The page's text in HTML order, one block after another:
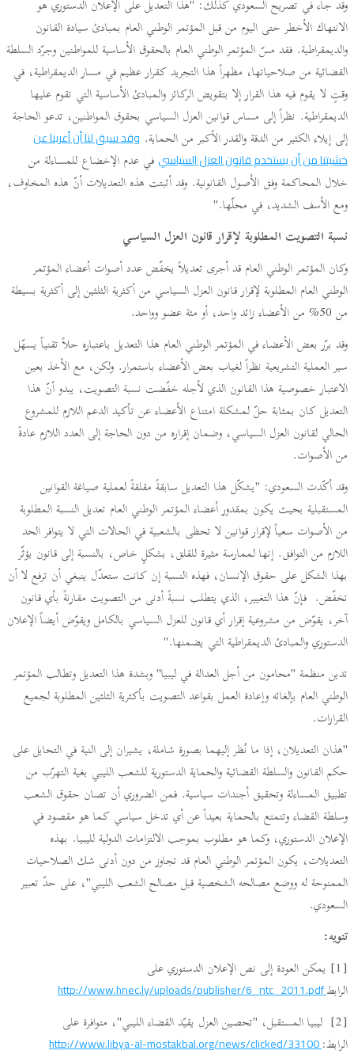
وقد جاء في تصريح السعودي كذلك: "هذا التعديل على الإعلان الدستوري هو
الانتهاك الأخطر حتى اليوم من قبل المؤتمر الوطني العام بمبادئ سيادة القانون
والديمقراطية. فقد مسّ المؤتمر الوطني العام بالحقوق الأساسية للمواطنين وجرّد السلطة
القضائية من صلاحياتها، مظهراً هذا التجريد كقرار عظيم في مسار الديمقراطية، في
وقتٍ لا يقوم فيه هذا القرار إلا بتقويض الركائز والمبادئ الأساسية التي تقوم عليها
الديمقراطية. نظراً إلى مساس قوانين العزل السياسي بحقوق المواطنين، تدعو الحاجة
إلى إيلاء الكثير من الدقة والقدر الأكبر من الحماية. وقد سبق لنا أن أعربنا عن
خشيتنا من أن يستخدم قانون العزل السياسي في عدم الإخضاع للمساءلة من
خلال المحاكمة وفق الأصول القانونية. وقد أثبتت هذه التعديلات أنّ هذه المخاوف،
ومع الأسف الشديد، في محلّها."
نسبة التصويت المطلوبة لإقرار قانون العزل السياسي
وكان المؤتمر الوطني العام قد أجرى تعديلاً يخفّض عدد أصوات أعضاء المؤتمر
الوطني العام المطلوبة لإقرار قانون العزل السياسي من أكثرية الثلثين إلى أكثرية بسيطة
من 50% من الأعضاء زائد واحد، أو مئة عضو وواحد.
وقد برّر بعض الأعضاء في المؤتمر الوطني العام هذا التعديل باعتباره حلاً تقنياً يسهّل
سير العملية التشريعية نظراً لغياب بعض الأعضاء باستمرار. ولكن، مع الأخذ بعين
الاعتبار خصوصية هذا القانون الذي لأجله خفّضت نسبة التصويت، يبدو أنّ هذا
التعديل كان بمثابة حلّ لمشكلة امتناع الأعضاء عن تأكيد الدعم اللازم للمشروع
الحالي لقانون العزل السياسي، وضمان إقراره من دون الحاجة إلى العدد اللازم عادةً
من الأصوات.
وقد أكّدت السعودي: "يشكّل هذا التعديل سابقةً مقلقةً لعملية صياغة القوانين
المستقبلية بحيث يكون بمقدور أعضاء المؤتمر الوطني العام تعديل النسبة المطلوبة
من الأصوات سعياً لإقرار قوانين لا تحظى بالشعبية في الحالات التي لا يتوافر الحد
اللازم من التوافق. إنها لممارسة مثيرة للقلق، بشكلٍ خاص، بالنسبة إلى قانون يؤثّر
بهذا الشكل على حقوق الإنسان، فهذه النسبة إن كانت ستعدّل ينبغي أن ترفع لا أن
تخفّض. فإنّ هذا التغيير، الذي يتطلب نسبةً أدنى من التصويت مقارنةً بأي قانون
آخر، يقوّض من مشروعية إقرار أي قانون للعزل السياسي بالكامل ويقوّض أيضاً الإعلان
الدستوري والمبادئ الديمقراطية التي يضمنها."
تدين منظمة "محامون من أجل العدالة في ليبيا" وبشدة هذا التعديل وتطالب المؤتمر
الوطني العام بإلغائه وإعادة العمل بقواعد التصويت بأكثرية الثلثين المطلوبة لجميع
القرارات.
"هذان التعديلان، إذا ما نُظر إليهما بصورة شاملة، يشيران إلى النية في التحايل على
حكم القانون والسلطة القضائية والحماية الدستورية للشعب الليبي بغية التهرّب من
تطبيق المساءلة وتحقيق أجندات سياسية. فمن الضروري أن تصان حقوق الشعب
وسلطة القضاء وتتمتع بالحماية بعيداً عن أي تدخل سياسي كما هو مقصود في
الإعلان الدستوري، وكما هو مطلوب بموجب الالتزامات الدولية لليبيا. بهذه
التعديلات، يكون المؤتمر الوطني العام قد تجاوز من دون أدنى شك الصلاحيات
الممنوحة له ووضع مصالحه الشخصية قبل مصالح الشعب الليبي"، على حدّ تعبير
السعودي.
تنويه:
[1] يمكن العودة إلى نص الإعلان الدستوري على
الرابطhttp://www.hnec.ly/uploads/publisher/6_ntc_2011.pdf
[2] ليبيا المستقبل، "تحصين العزل يقيّد القضاء الليبي"، متوافرة على
الرابط:http://www.libya-al-mostakbal.org/news/clicked/33100